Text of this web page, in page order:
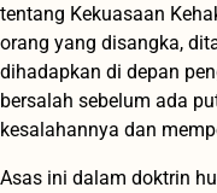
tentang Kekuasaan
orang yang disangka,
dihadapkan di depan
bersalah sebelum ada
kesalahannya dan
Asas ini dalam doktrin